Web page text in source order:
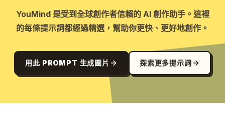
YouMind 是受到全球創作者信賴的 AI 創作助手。這裡
的每條提示詞都經過精選，幫助你更快、更好地創作。
用此 PROMPT 生成圖片 探索更多提示詞